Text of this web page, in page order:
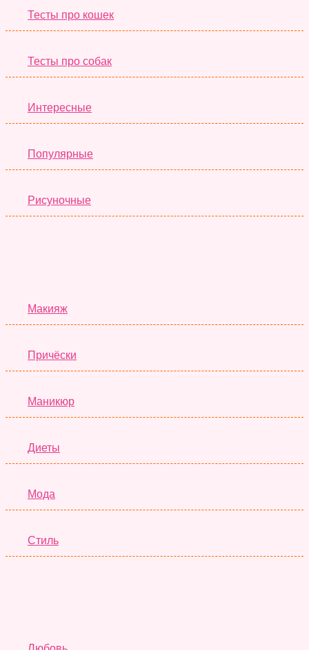
Тесты про кошек
Тесты про собак
Интересные
Популярные
Рисуночные
Макияж
Причёски
Маникюр
Диеты
Мода
Стиль